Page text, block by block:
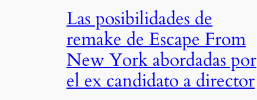
Las posibilidades de
remake de Escape From
New York abordadas por
el ex candidato a director